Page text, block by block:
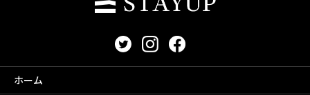
ホーム